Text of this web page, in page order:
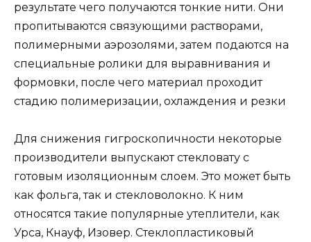
результате чего получаются тонкие нити. Они
пропитываются связующими растворами,
полимерными аэрозолями, затем подаются на
специальные ролики для выравнивания и
формовки, после чего материал проходит
стадию полимеризации, охлаждения и резки
Для снижения гигроскопичности некоторые
производители выпускают стекловату с
готовым изоляционным слоем. Это может быть
как фольга, так и стекловолокно. К ним
относятся такие популярные утеплители, как
Урса, Кнауф, Изовер. Стеклопластиковый